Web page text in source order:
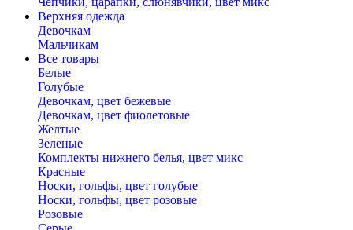
Верхняя одежда
Девочкам
Мальчикам
Все товары
Белые
Голубые
Девочкам, цвет бежевые
Девочкам, цвет фиолетовые
Желтые
Зеленые
Комплекты нижнего белья, цвет микс
Красные
Носки, гольфы, цвет голубые
Носки, гольфы, цвет розовые
Розовые